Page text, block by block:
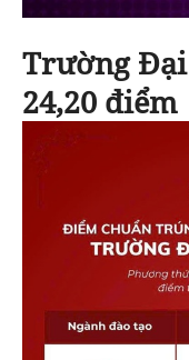
Trường
24,20 điểm